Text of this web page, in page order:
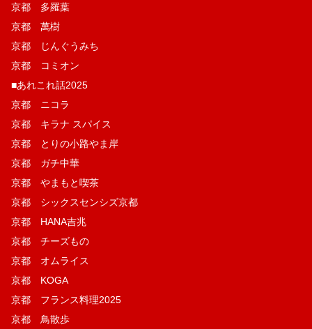
京都 多羅葉
京都 萬樹
京都 じんぐうみち
京都 コミオン
■あれこれ話2025
京都 ニコラ
京都 キラナ スパイス
京都 とりの小路やま岸
京都 ガチ中華
京都 やまもと喫茶
京都 シックスセンシズ京都
京都 HANA吉兆
京都 チーズもの
京都 オムライス
京都 KOGA
京都 フランス料理2025
京都 鳥散歩